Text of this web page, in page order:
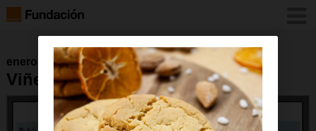
enero 2017
Viñeta 2 de febrero de 2015